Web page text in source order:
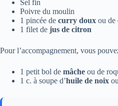
Sel fin
Poivre du moulin
1 pincée de curry doux ou de
1 filet de jus de citron
Pour l’accompagnement, vous
1 petit bol de mâche ou de
1 c. à soupe d’huile de noix